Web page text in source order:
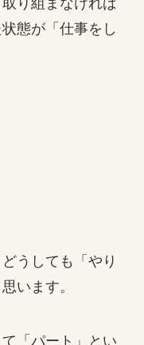
り組まなければ
態が「仕事をし
うしても「やり
います。
「パート」とい